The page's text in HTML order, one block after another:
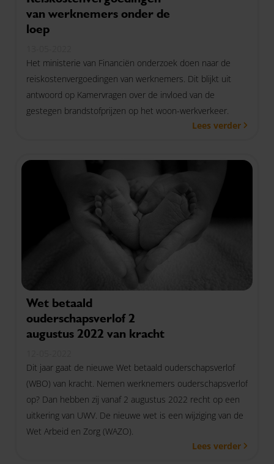
van werknemers onder de
loep
Het ministerie van Financiën onderzoek doen naar de
reiskostenvergoedingen van werknemers. Dit blijkt uit
antwoord op Kamervragen over de invloed van de
gestegen brandstofprijzen op het woon-werkverkeer.
Lees verder
Wet betaald
ouderschapsverlof 2
augustus 2022 van kracht
Dit jaar gaat de nieuwe Wet betaald ouderschapsverlof
(WBO) van kracht. Nemen werknemers ouderschapsverlof
op? Dan hebben zij vanaf 2 augustus 2022 recht op een
uitkering van UWV. De nieuwe wet is een wijziging van de
Wet Arbeid en Zorg (WAZO).
Lees verder